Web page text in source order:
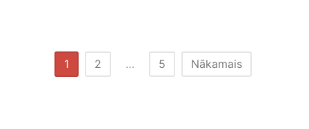
DZĒRIENU
1 2 … 5 Nākamais